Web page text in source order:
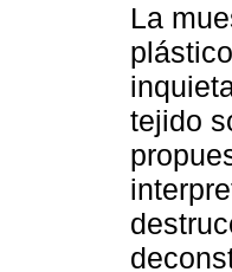
La
tejido